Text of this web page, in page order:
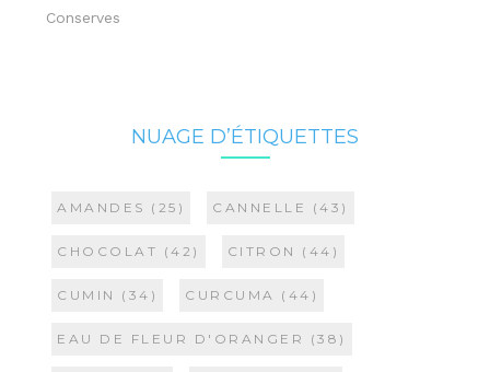
Conserves
NUAGE D’ÉTIQUETTES
AMANDES (25) CANNELLE (43)
CHOCOLAT (42) CITRON (44)
CUMIN (34) CURCUMA (44)
EAU DE FLEUR D'ORANGER (38)